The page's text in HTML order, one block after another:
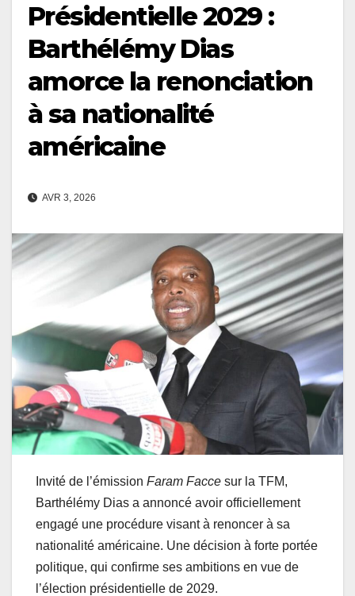
Présidentielle 2029 :
Barthélémy Dias
amorce la renonciation
à sa nationalité
américaine
AVR 3, 2026
Invité de l’émission Faram Facce sur la TFM,
Barthélémy Dias a annoncé avoir officiellement
engagé une procédure visant à renoncer à sa
nationalité américaine. Une décision à forte portée
politique, qui confirme ses ambitions en vue de
l’élection présidentielle de 2029.